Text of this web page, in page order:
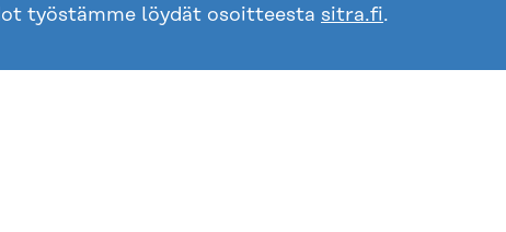
työstämme löydät osoitteesta sitra.fi.